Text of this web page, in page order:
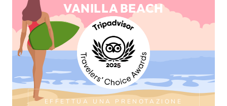
VANILLA BEACH
EFFETTUA UNA PRENOTAZIONE